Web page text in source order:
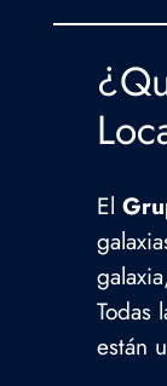
El
Todas
están